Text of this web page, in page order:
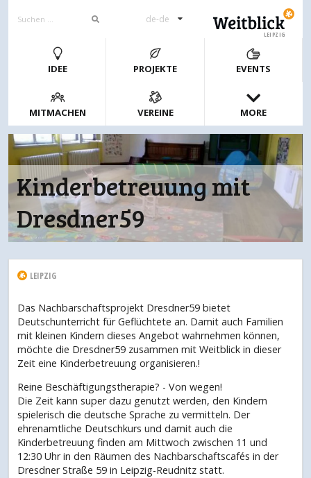
de-de
LEIPZIG
IDEE PROJEKTE EVENTS
MITMACHEN VEREINE MORE
Kinderbetreuung mit
Dresdner59
LEIPZIG
Das Nachbarschaftsprojekt Dresdner59 bietet
Deutschunterricht für Geflüchtete an. Damit auch Familien
mit kleinen Kindern dieses Angebot wahrnehmen können,
möchte die Dresdner59 zusammen mit Weitblick in dieser
Zeit eine Kinderbetreuung organisieren.!
Reine Beschäftigungstherapie? - Von wegen!
Die Zeit kann super dazu genutzt werden, den Kindern
spielerisch die deutsche Sprache zu vermitteln. Der
ehrenamtliche Deutschkurs und damit auch die
Kinderbetreuung finden am Mittwoch zwischen 11 und
12:30 Uhr in den Räumen des Nachbarschaftscafés in der
Dresdner Straße 59 in Leipzig-Reudnitz statt.